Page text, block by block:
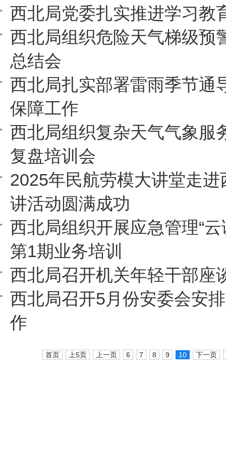
西北局党委扎实推进学习教
西北局组织危险天气梯级预
总结会
西北局扎实部署雷雨季节通
保障工作
西北局组织复杂天气气象服
复盘培训会
2025年民航劳模大讲堂走进
讲活动圆满成功
西北局组织开展应急管理“云
第1期业务培训
西北局召开机关年轻干部座
西北局召开5月份安委会安
作
首页 上5页 上一页 6 7 8 9 10 下一页